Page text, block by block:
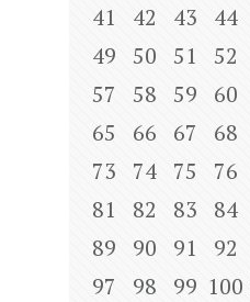
41
42 43 44
49
50 51 52
57
58 59 60
65
66 67 68
73
74 75 76
81
82 83 84
89
90 91 92
97
98 99 100